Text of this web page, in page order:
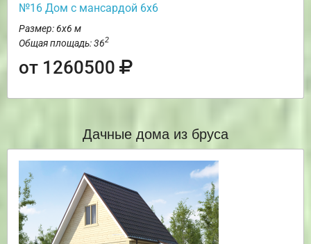
№16 Дом с мансардой 6х6
Размер: 6х6 м
Общая площадь: 362
от 1260500
Дачные дома из бруса